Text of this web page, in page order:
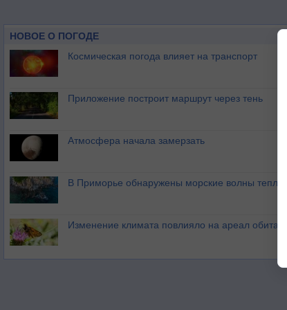
НОВОЕ О ПОГОДЕ
Космическая погода влияет на транспорт
Приложение построит маршрут через тень
Атмосфера начала замерзать
В Приморье обнаружены морские волны тепла
Изменение климата повлияло на ареал